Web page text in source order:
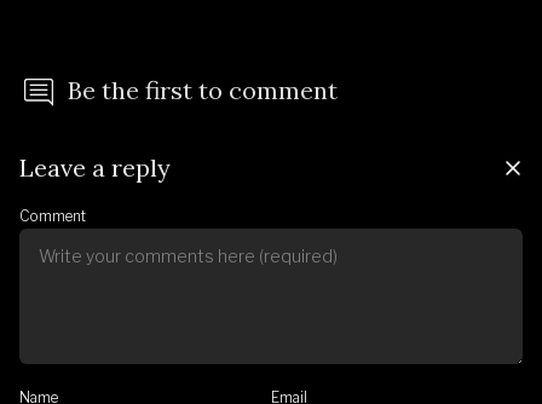
Be the first to comment
Leave a reply
Comment
Name Email